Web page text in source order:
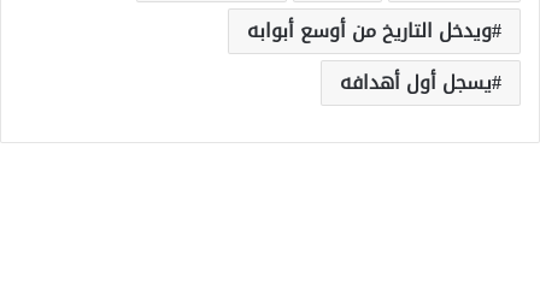
ويدخل التاريخ من أوسع أبوابه
يسجل أول أهدافه